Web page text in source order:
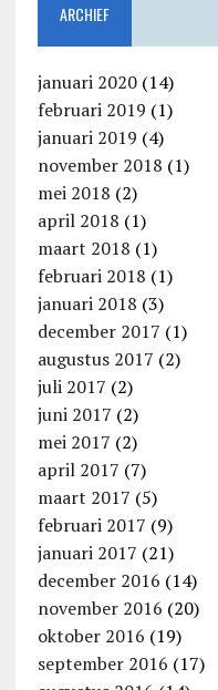
ARCHIEF
januari 2020(14)
februari 2019 (1)
januari 2019 (4)
november 2018 (1)
mei 2018 (2)
april 2018 (1)
maart 2018 (1)
februari 2018 (1)
januari 2018 (3)
december 2017 (1)
augustus 2017 (2)
juli 2017 (2)
juni 2017 (2)
mei 2017 (2)
april 2017 (7)
maart 2017 (5)
februari 2017 (9)
januari 2017 (21)
december 2016 (14)
november 2016 (20)
oktober 2016 (19)
september 2016 (17)